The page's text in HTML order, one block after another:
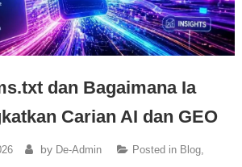
dan Bagaimana Ia
Carian AI dan GEO
by De-Admin Posted in Blog,